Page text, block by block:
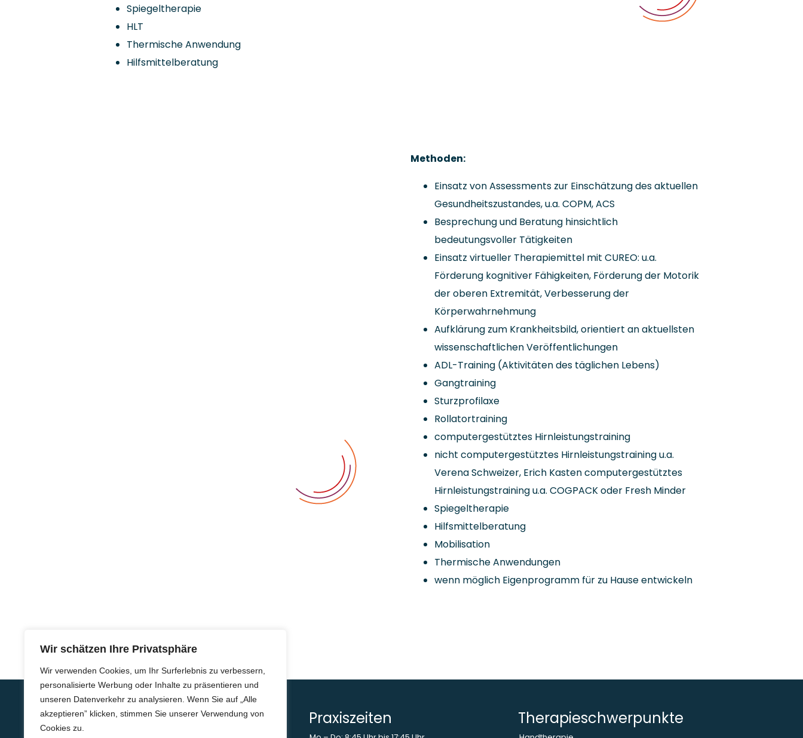
Wir schätzen Ihre Privatsphäre
Wir verwenden Cookies, um Ihr Surferlebnis zu verbessern,
personalisierte Werbung oder Inhalte zu präsentieren und
unseren Datenverkehr zu analysieren. Wenn Sie auf „Alle
akzeptieren” klicken, stimmen Sie unserer Verwendung von
Cookies zu.
Spiegeltherapie
HLT
Thermische Anwendung
Hilfsmittelberatung
Methoden:
Einsatz von Assessments zur Einschätzung des aktuellen
Gesundheitszustandes, u.a. COPM, ACS
Besprechung und Beratung hinsichtlich
bedeutungsvoller Tätigkeiten
Einsatz virtueller Therapiemittel mit CUREO: u.a.
Förderung kognitiver Fähigkeiten, Förderung der Motorik
der oberen Extremität, Verbesserung der
Körperwahrnehmung
Aufklärung zum Krankheitsbild, orientiert an aktuellsten
wissenschaftlichen Veröffentlichungen
ADL-Training (Aktivitäten des täglichen Lebens)
Gangtraining
Sturzprofilaxe
Rollatortraining
computergestütztes Hirnleistungstraining
nicht computergestütztes Hirnleistungstraining u.a.
Verena Schweizer, Erich Kasten computergestütztes
Hirnleistungstraining u.a. COGPACK oder Fresh Minder
Spiegeltherapie
Hilfsmittelberatung
Mobilisation
Thermische Anwendungen
wenn möglich Eigenprogramm für zu Hause entwickeln
Marktplatz 14
Praxiszeiten Therapieschwerpunkte